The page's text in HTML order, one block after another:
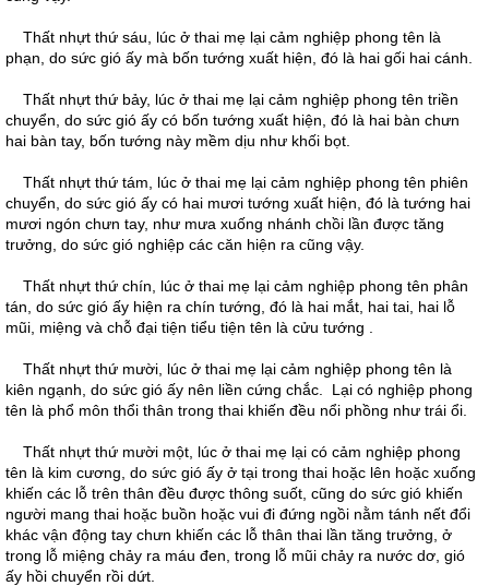
Thất nhựt thứ sáu, lúc ở thai mẹ lại cảm nghiệp phong tên là
phạn, do sức gió ấy mà bốn tướng xuất hiện, đó là hai gối hai cánh.
Thất nhựt thứ bảy, lúc ở thai mẹ lại cảm nghiệp phong tên triền
chuyển, do sức gió ấy có bốn tướng xuất hiện, đó là hai bàn chưn
hai bàn tay, bốn tướng này mềm dịu như khối bọt.
Thất nhựt thứ tám, lúc ở thai mẹ lại cảm nghiệp phong tên phiên
chuyển, do sức gió ấy có hai mươi tướng xuất hiện, đó là tướng hai
mươi ngón chưn tay, như mưa xuống nhánh chồi lần được tăng
trưởng, do sức gió nghiệp các căn hiện ra cũng vậy.
Thất nhựt thứ chín, lúc ở thai mẹ lại cảm nghiệp phong tên phân
tán, do sức gió ấy hiện ra chín tướng, đó là hai mắt, hai tai, hai lỗ
mũi, miệng và chỗ đại tiện tiểu tiện tên là cửu tướng .
Thất nhựt thứ mười, lúc ở thai mẹ lại cảm nghiệp phong tên là
kiên ngạnh, do sức gió ấy nên liền cứng chắc. Lại có nghiệp phong
tên là phổ môn thổi thân trong thai khiến đều nổi phồng như trái ổi.
Thất nhựt thứ mười một, lúc ở thai mẹ lại có cảm nghiệp phong
tên là kim cương, do sức gió ấy ở tại trong thai hoặc lên hoặc xuống
khiến các lỗ trên thân đều được thông suốt, cũng do sức gió khiến
người mang thai hoặc buồn hoặc vui đi đứng ngồi nằm tánh nết đổi
khác vận động tay chưn khiến các lỗ thân thai lần tăng trưởng, ở
trong lỗ miệng chảy ra máu đen, trong lỗ mũi chảy ra nước dơ, gió
ấy hồi chuyển rồi dứt.